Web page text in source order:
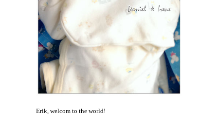
Erik, welcom to the world!